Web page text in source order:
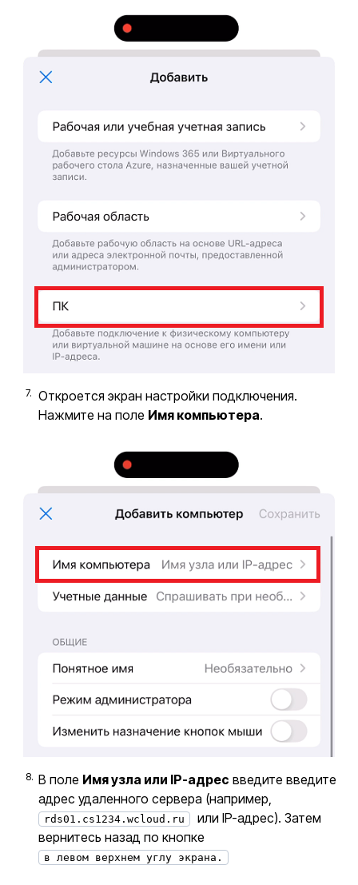
Откроется экран настройки подключения.
Нажмите на поле Имя компьютера.
В поле Имя узла или IP-адрес введите введите
адрес удаленного сервера (например,
rds01.cs1234.wcloud.ru
или IP-адрес). Затем
вернитесь назад по кнопке
в левом верхнем углу экрана.